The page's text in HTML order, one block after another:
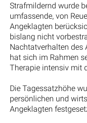
Strafmildernd wurde
umfassende, von
Angeklagten
bislang nicht
Nachtatverhalten des
hat sich im Rahmen
Therapie intensiv mit
Die Tagessatzhöhe
persönlichen und
Angeklagten